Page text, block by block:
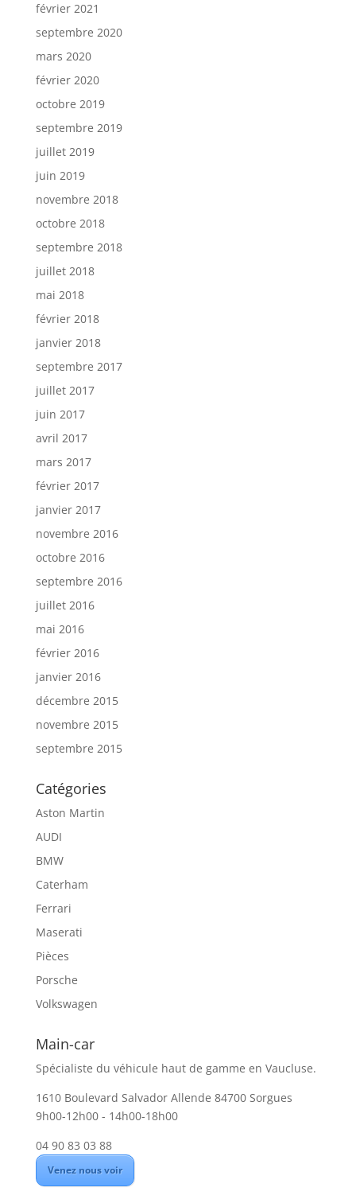
février 2021
septembre 2020
mars 2020
février 2020
octobre 2019
septembre 2019
juillet 2019
juin 2019
novembre 2018
octobre 2018
septembre 2018
juillet 2018
mai 2018
février 2018
janvier 2018
septembre 2017
juillet 2017
juin 2017
avril 2017
mars 2017
février 2017
janvier 2017
novembre 2016
octobre 2016
septembre 2016
juillet 2016
mai 2016
février 2016
janvier 2016
décembre 2015
novembre 2015
septembre 2015
Catégories
Aston Martin
AUDI
BMW
Caterham
Ferrari
Maserati
Pièces
Porsche
Volkswagen
Main-car
Spécialiste du véhicule haut de gamme en Vaucluse.
1610 Boulevard Salvador Allende 84700 Sorgues
9h00-12h00 - 14h00-18h00
04 90 83 03 88
Venez nous voir